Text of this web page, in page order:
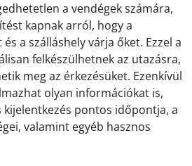
a vendégek számára,
kapnak arról, hogy a
a szálláshely várja őket. Ezzel a
felkészülhetnek az utazásra,
meg az érkezésüket. Ezenkívül
olyan információkat is,
kijelentkezés pontos időpontja, a
valamint egyéb hasznos